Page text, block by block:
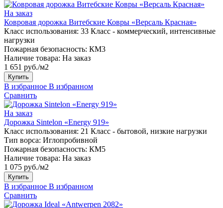
На заказ
Ковровая дорожка Витебские Ковры «Версаль Красная»
Класс использования: 33 Класс - коммерческий, интенсивные
нагрузки
Пожарная безопасность: КМ3
Наличие товара: На заказ
1 651 руб./м2
Купить
В избранное В избранном
Сравнить
На заказ
Дорожка Sintelon «Energy 919»
Класс использования: 21 Класс - бытовой, низкие нагрузки
Тип ворса: Иглопробивной
Пожарная безопасность: КМ5
Наличие товара: На заказ
1 075 руб./м2
Купить
В избранное В избранном
Сравнить